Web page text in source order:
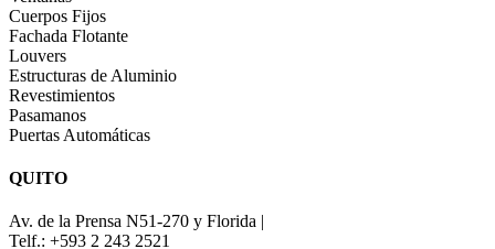
Cuerpos Fijos
Fachada Flotante
Louvers
Estructuras de Aluminio
Revestimientos
Pasamanos
Puertas Automáticas
QUITO
Av. de la Prensa N51-270 y Florida |
Telf.: +593 2 243 2521